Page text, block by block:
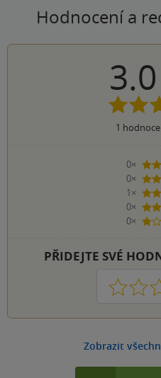
Hodnocení a
3.0
1
0×
0×
1×
0×
2
0×
1
PŘIDEJTE SVÉ
1 2 3 4
Zobrazit